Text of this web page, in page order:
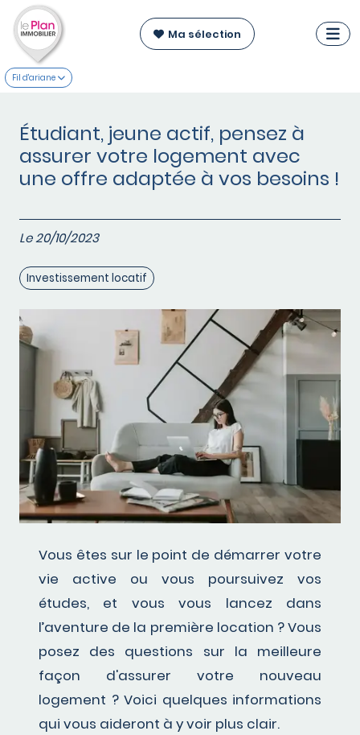
Ma sélection
Fil d'ariane
Étudiant, jeune actif, pensez à
assurer votre logement avec
une offre adaptée à vos besoins !
Le 20/10/2023
Investissement locatif
Vous êtes sur le point de démarrer votre
vie active ou vous poursuivez vos
études, et vous vous lancez dans
l’aventure de la première location ? Vous
posez des questions sur la meilleure
façon d'assurer votre nouveau
logement ? Voici quelques informations
qui vous aideront à y voir plus clair.